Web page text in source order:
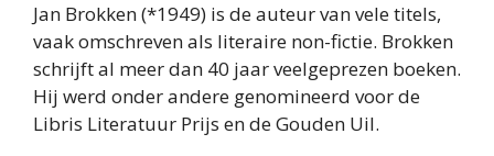
Jan Brokken (*1949) is de auteur van vele titels,
vaak omschreven als literaire non-fictie. Brokken
schrijft al meer dan 40 jaar veelgeprezen boeken.
Hij werd onder andere genomineerd voor de
Libris Literatuur Prijs en de Gouden Uil.